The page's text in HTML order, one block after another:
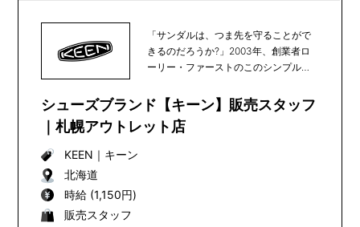
「サンダルは、つま先を守ることがで
きるのだろうか?」2003年、創業者ロ
ーリー・ファーストのこのシンプルな
シューズブランド【キーン】販売スタッフ
｜札幌アウトレット店
KEEN ｜ キーン
北海道
時給 (1,150円)
販売スタッフ